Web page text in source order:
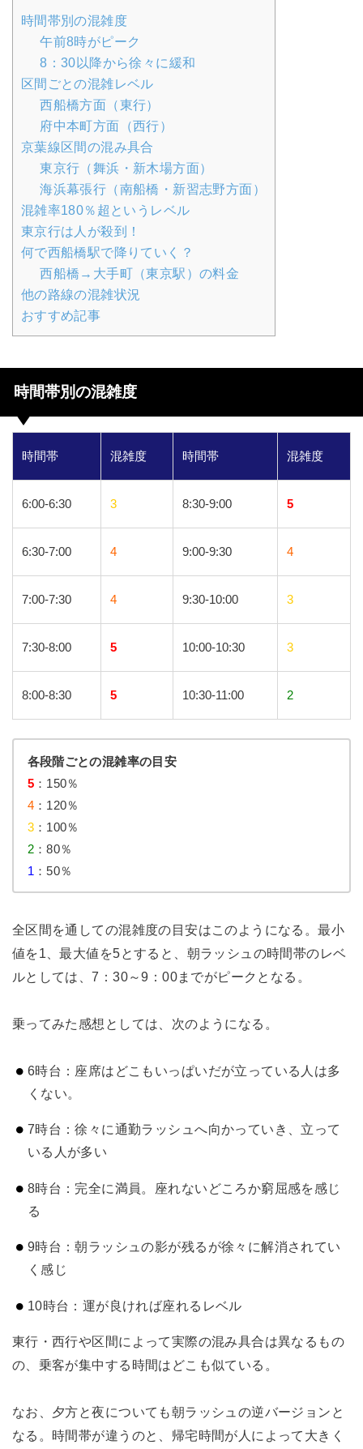
時間帯別の混雑度
午前8時がピーク
8：30以降から徐々に緩和
区間ごとの混雑レベル
西船橋方面（東行）
府中本町方面（西行）
京葉線区間の混み具合
東京行（舞浜・新木場方面）
海浜幕張行（南船橋・新習志野方面）
混雑率180％超というレベル
東京行は人が殺到！
何で西船橋駅で降りていく？
西船橋→大手町（東京駅）の料金
他の路線の混雑状況
おすすめ記事
時間帯別の混雑度
時間帯 混雑度 時間帯 混雑度
6:00-6:30 3 8:30-9:00 5
6:30-7:00 4 9:00-9:30 4
7:00-7:30 4 9:30-10:00 3
7:30-8:00 5 10:00-10:30 3
8:00-8:30 5 10:30-11:00 2
各段階ごとの混雑率の目安
5：150％
4：120％
3：100％
2：80％
1 ：50％
全区間を通しての混雑度の目安はこのようになる。最小
値を1、最大値を5とすると、朝ラッシュの時間帯のレベ
ルとしては、7：30～9：00までがピークとなる。
乗ってみた感想としては、次のようになる。
6時台：座席はどこもいっぱいだが立っている人は多
くない。
7時台：徐々に通勤ラッシュへ向かっていき、立って
いる人が多い
8時台：完全に満員。座れないどころか窮屈感を感じ
る
9時台：朝ラッシュの影が残るが徐々に解消されてい
く感じ
10時台：運が良ければ座れるレベル
東行・西行や区間によって実際の混み具合は異なるもの
の、乗客が集中する時間はどこも似ている。
なお、夕方と夜についても朝ラッシュの逆バージョンと
なる。時間帯が違うのと、帰宅時間が人によって大きく